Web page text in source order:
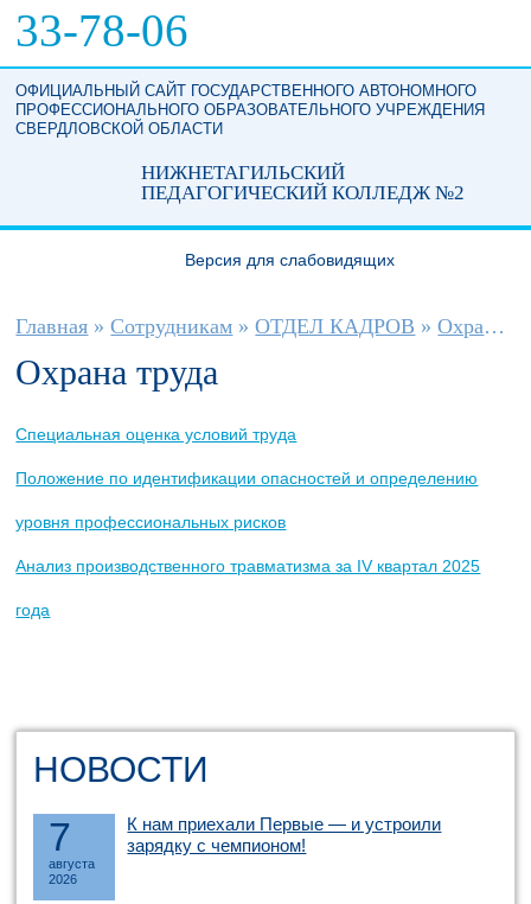
33-78-06
ОФИЦИАЛЬНЫЙ САЙТ ГОСУДАРСТВЕННОГО АВТОНОМНОГО
ПРОФЕССИОНАЛЬНОГО ОБРАЗОВАТЕЛЬНОГО УЧРЕЖДЕНИЯ
СВЕРДЛОВСКОЙ ОБЛАСТИ
НИЖНЕТАГИЛЬСКИЙ
ПЕДАГОГИЧЕСКИЙ КОЛЛЕДЖ №2
Версия для слабовидящих
Вы здесь
Главная » Сотрудникам » ОТДЕЛ КАДРОВ » Охрана труда
Охрана труда
Специальная оценка условий труда
Положение по идентификации опасностей и определению
уровня профессиональных рисков
Анализ производственного травматизма за IV квартал 2025
года
НОВОСТИ
7
августа
2026
К нам приехали Первые — и устроили
зарядку с чемпионом!